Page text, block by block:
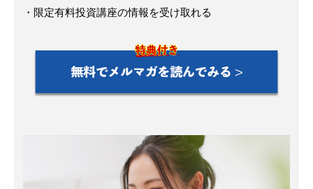
・限定有料投資講座の情報を受け取れる